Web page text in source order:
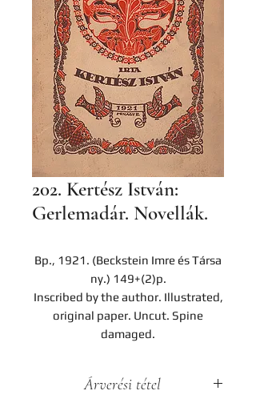
202. Kertész István:
Gerlemadár. Novellák.
Bp., 1921. (Beckstein Imre és Társa
ny.) 149+(2)p.
Inscribed by the author. Illustrated,
original paper. Uncut. Spine
damaged.
Árverési tétel